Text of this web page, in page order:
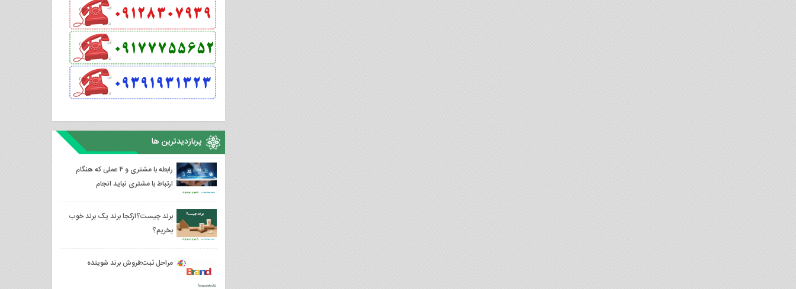
پربازدیدترین ها
رابطه با مشتری و ۴ عملی که هنگام
ارتباط با مشتری نباید انجام
برند چیست؟ازکجا برند یک برند خوب
بخریم؟
مراحل ثبت؛فروش برند شوینده